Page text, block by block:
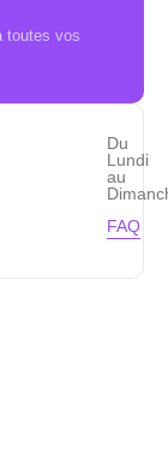
toutes vos
Du
Lundi
au
FAQ